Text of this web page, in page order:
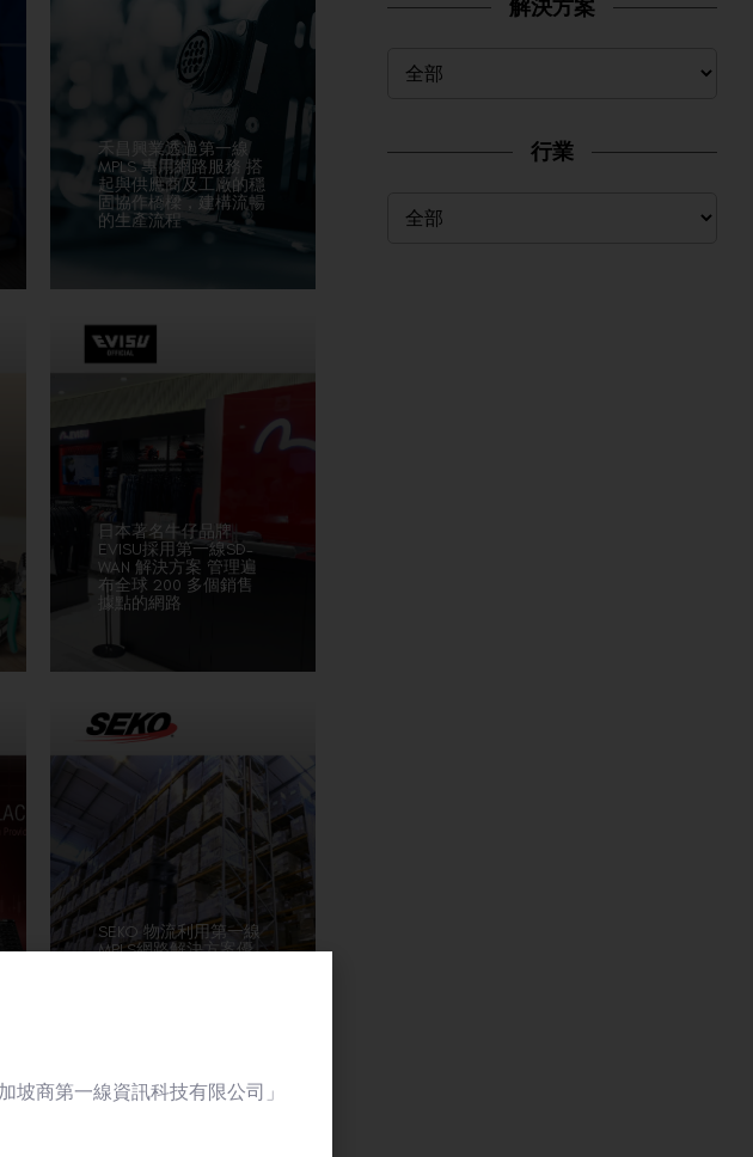
禾昌興業透過第一線
MPLS 專用網路服務 搭
起與供應商及工廠的穩
固協作橋樑，建構流暢
的生產流程
日本著名牛仔品牌
EVISU採用第一線SD-
WAN 解決方案 管理遍
布全球 200 多個銷售
據點的網路
SEKO 物流利用第一線
MPLS網路解決方案優
解決方案
行業
坡商第一線資訊科技有限公司」